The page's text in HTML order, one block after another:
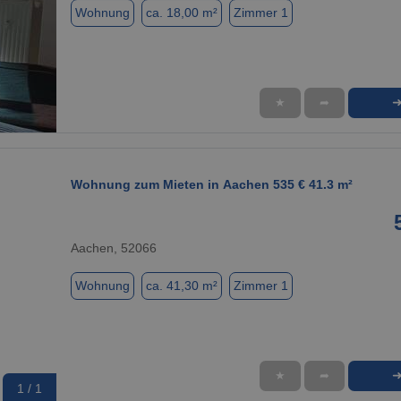
1 / 1
Wohnung ca. 18,00 m² Zimmer 1
★ ➦ ➜
1 / 1
Wohnung zum Mieten in Aachen 535 € 41.3 m²
Aachen, 52066
Wohnung ca. 41,30 m² Zimmer 1
★ ➦ ➜